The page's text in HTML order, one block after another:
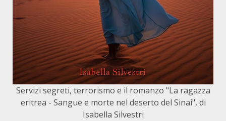
Servizi segreti, terrorismo e il romanzo "La ragazza
eritrea - Sangue e morte nel deserto del Sinai", di
Isabella Silvestri